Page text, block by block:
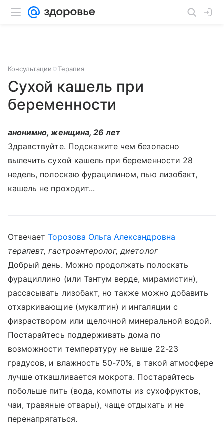
Консультации Терапия
Сухой кашель при
беременности
анонимно, женщина, 26 лет
Здравствуйте. Подскажите чем безопасно
вылечить сухой кашель при беременности 28
недель, полоскаю фурацилином, пью лизобакт,
кашель не проходит...
ОтвечаетТорозова Ольга Александровна
терапевт, гастроэнтеролог, диетолог
Добрый день. Можно продолжать полоскать
фурациллино (или Тантум верде, мирамистин),
рассасывать лизобакт, но также можно добавить
отхаркивающие (мукалтин) и ингаляции с
физраствором или щелочной минеральной водой.
Постарайтесь поддерживать дома по
возможности температуру не выше 22-23
градусов, и влажность 50-70%, в такой атмосфере
лучше откашливается мокрота. Постарайтесь
побольше пить (вода, компоты из сухофруктов,
чаи, травяные отвары), чаще отдыхать и не
перенапрягаться.